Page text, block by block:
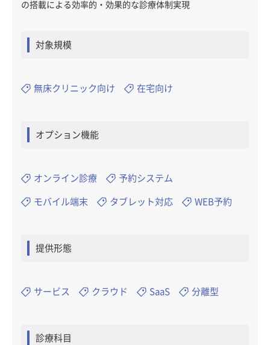
の搭載による効率的・効果的な診療体制実現
対象規模
無床クリニック向け 在宅向け
オプション機能
オンライン診療 予約システム
モバイル端末 タブレット対応 WEB予約
提供形態
サービス クラウド SaaS 分離型
診療科目